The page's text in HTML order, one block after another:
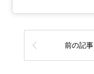
前の記事